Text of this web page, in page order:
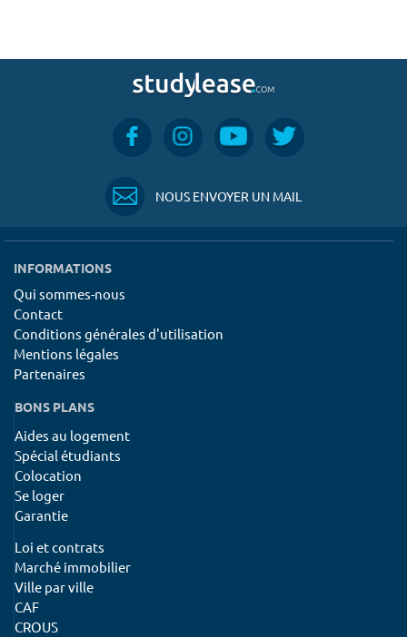
NOUS ENVOYER UN MAIL
INFORMATIONS
Qui sommes-nous
Contact
Conditions générales d'utilisation
Mentions légales
Partenaires
BONS PLANS
Aides au logement
Spécial étudiants
Colocation
Se loger
Garantie
Loi et contrats
Marché immobilier
Ville par ville
CAF
CROUS